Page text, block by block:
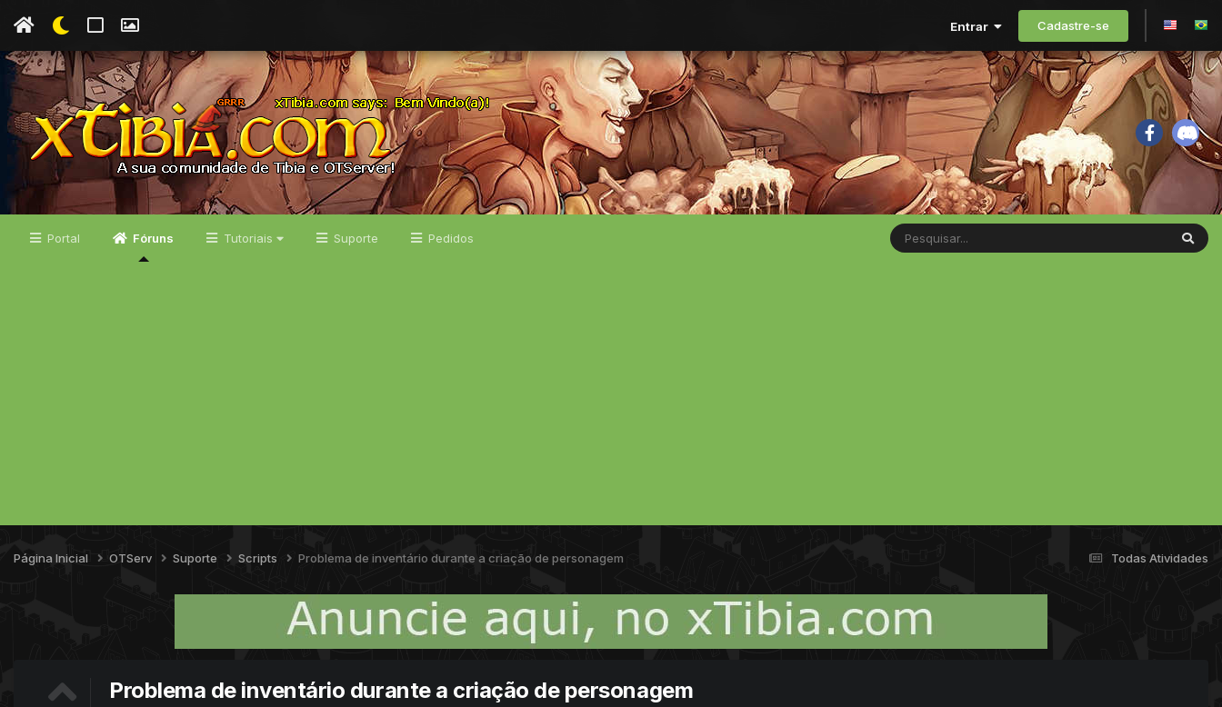
Entrar Cadastre-se
Portal Fóruns Tutoriais Suporte Pedidos
Todas Atividades
Página Inicial OTServ Suporte Scripts Problema de inventário durante a criação de personagem
Problema de inventário durante a criação de personagem